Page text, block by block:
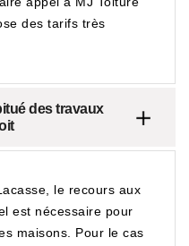
des tarifs très
des travaux
le recours aux
est nécessaire pour
maisons. Pour le cas